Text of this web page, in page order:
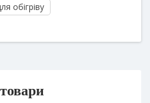
обігріву